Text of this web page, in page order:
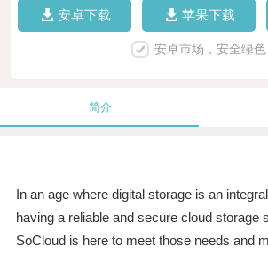
安卓下载 苹果下载
安卓市场，安全绿色
简介
In an age where digital storage is an
having a reliable and secure cloud storage
SoCloud is here to meet those needs and